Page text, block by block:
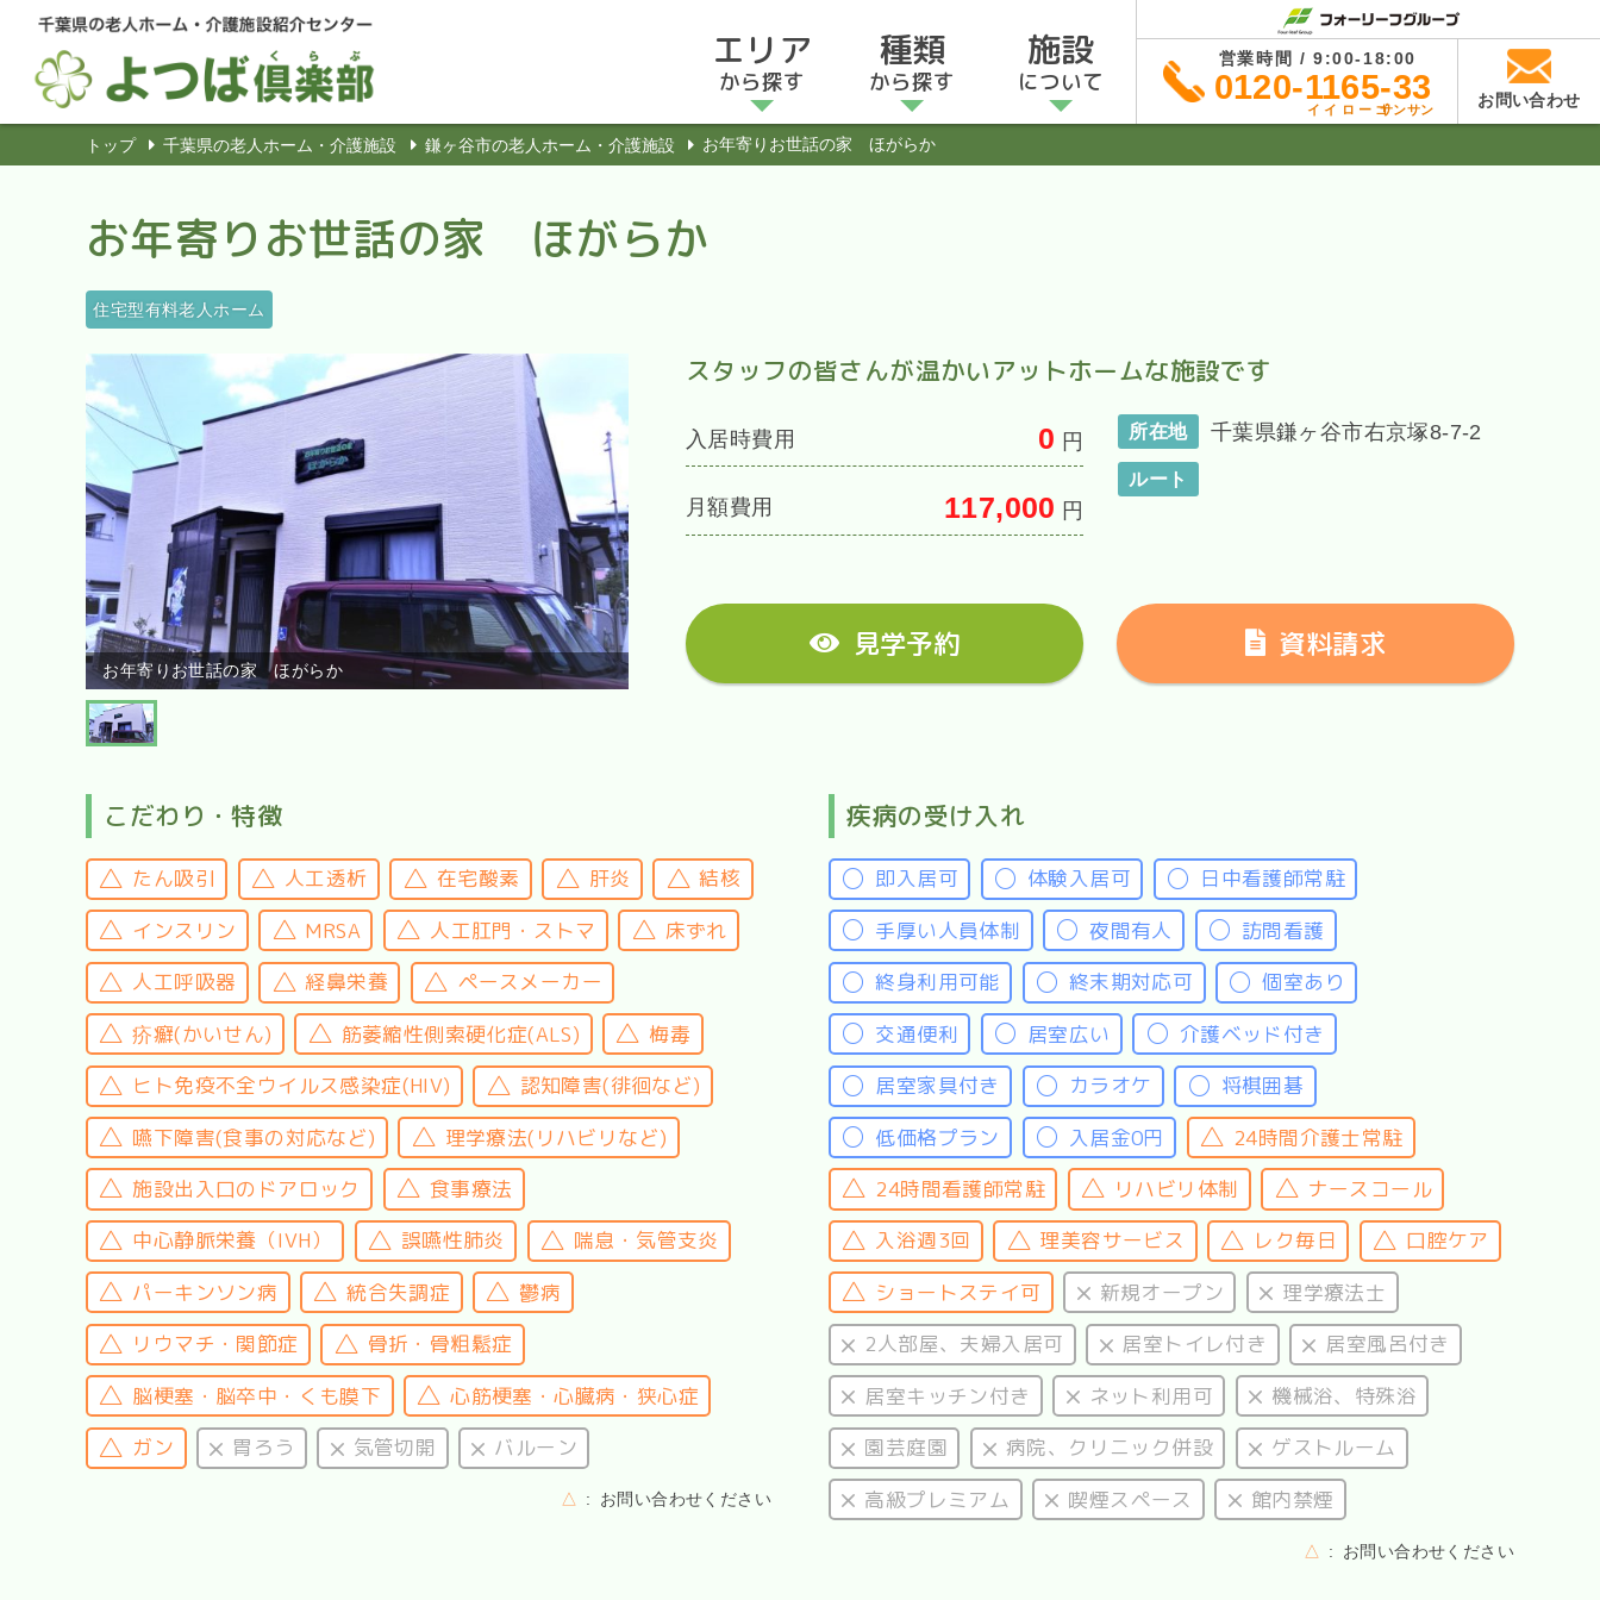
営業時間 / 9:00-18:00
0120-1165-33
イイローゴサンサン お問い合わせ
エリア
から探す
種類
から探す
施設
について
トップ 千葉県の老人ホーム・介護施設 鎌ヶ谷市の老人ホーム・介護施設 お年寄りお世話の家 ほがらか
お年寄りお世話の家 ほがらか
住宅型有料老人ホーム
お年寄りお世話の家 ほがらか
スタッフの皆さんが温かいアットホームな施設です
入居時費用 0 円
月額費用 117,000 円
所在地 千葉県鎌ヶ谷市右京塚8-7-2
ルート
見学予約 資料請求
こだわり・特徴
たん吸引 人工透析 在宅酸素 肝炎
結核
インスリン
MRSA 人工肛門・ストマ
床ずれ
人工呼吸器
経鼻栄養
ペースメーカー
疥癬(かいせん)
筋萎縮性側索硬化症(ALS)
梅毒
ヒト免疫不全ウイルス感染症(HIV)
認知障害(徘徊など)
嚥下障害(食事の対応など)
理学療法(リハビリなど)
施設出入口のドアロック
食事療法
中心静脈栄養（IVH）
誤嚥性肺炎
喘息・気管支炎
パーキンソン病
統合失調症
鬱病
リウマチ・関節症
骨折・骨粗鬆症
脳梗塞・脳卒中・くも膜下
心筋梗塞・心臓病・狭心症
ガン
胃ろう 気管切開 バルーン
△ お問い合わせください
疾病の受け入れ
即入居可 体験入居可
日中看護師常駐
手厚い人員体制
夜間有人
訪問看護
終身利用可能
終末期対応可
個室あり
交通便利
居室広い
介護ベッド付き
居室家具付き
カラオケ
将棋囲碁
低価格プラン
入居金0円
24時間介護士常駐
24時間看護師常駐
リハビリ体制
ナースコール
入浴週3回
理美容サービス レク毎日
口腔ケア
ショートステイ可
新規オープン
理学療法士
2人部屋、夫婦入居可
居室トイレ付き
居室風呂付き
居室キッチン付き
ネット利用可
機械浴、特殊浴
園芸庭園
病院、クリニック併設
ゲストルーム
高級プレミアム
喫煙スペース 館内禁煙
△ お問い合わせください